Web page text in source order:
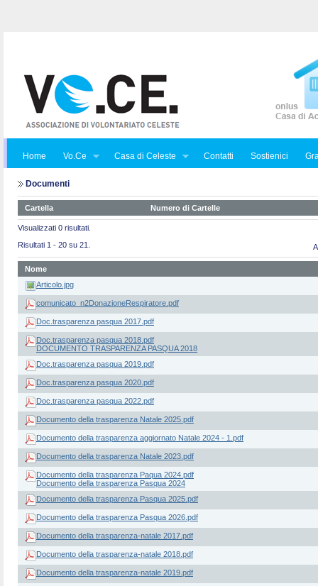
Home Vo.Ce Casa di Celeste Contatti Sostienici
Documenti
Cartella Numero di Cartelle
Visualizzati 0 risultati.
Risultati 1 - 20 su 21.
Nome
Articolo.jpg
comunicato_n2DonazioneRespiratore.pdf
Doc.trasparenza pasqua 2017.pdf
Doc.trasparenza pasqua 2018.pdf
DOCUMENTO TRASPARENZA PASQUA 2018
Doc.trasparenza pasqua 2019.pdf
Doc.trasparenza pasqua 2020.pdf
Doc.trasparenza pasqua 2022.pdf
Documento della trasparenza Natale 2025.pdf
Documento della trasparenza aggiornato Natale 2024 - 1.pdf
Documento della trasparenza Natale 2023.pdf
Documento della trasparenza Paqua 2024.pdf
Documento della trasparenza Pasqua 2024
Documento della trasparenza Pasqua 2025.pdf
Documento della trasparenza Pasqua 2026.pdf
Documento della trasparenza-natale 2017.pdf
Documento della trasparenza-natale 2018.pdf
Documento della trasparenza-natale 2019.pdf